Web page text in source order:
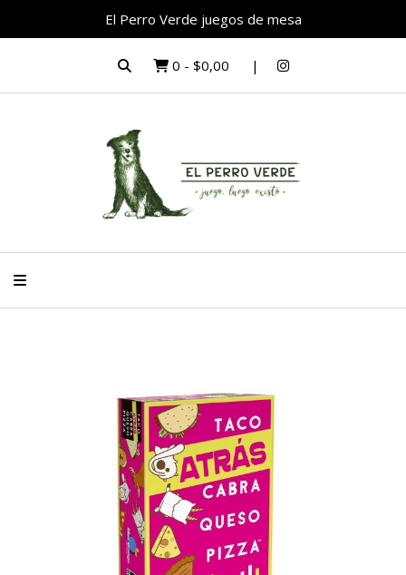
El Perro Verde juegos de mesa
0 - $0,00